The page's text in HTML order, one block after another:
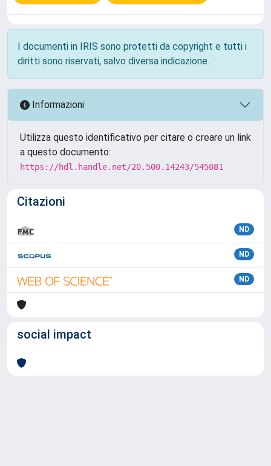
I documenti in IRIS sono protetti da copyright e tutti i
diritti sono riservati, salvo diversa indicazione.
Informazioni
Utilizza questo identificativo per citare o creare un link
a questo documento:
https://hdl.handle.net/20.500.14243/545081
Citazioni
ND
ND
ND
social impact